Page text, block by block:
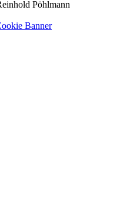
Banner